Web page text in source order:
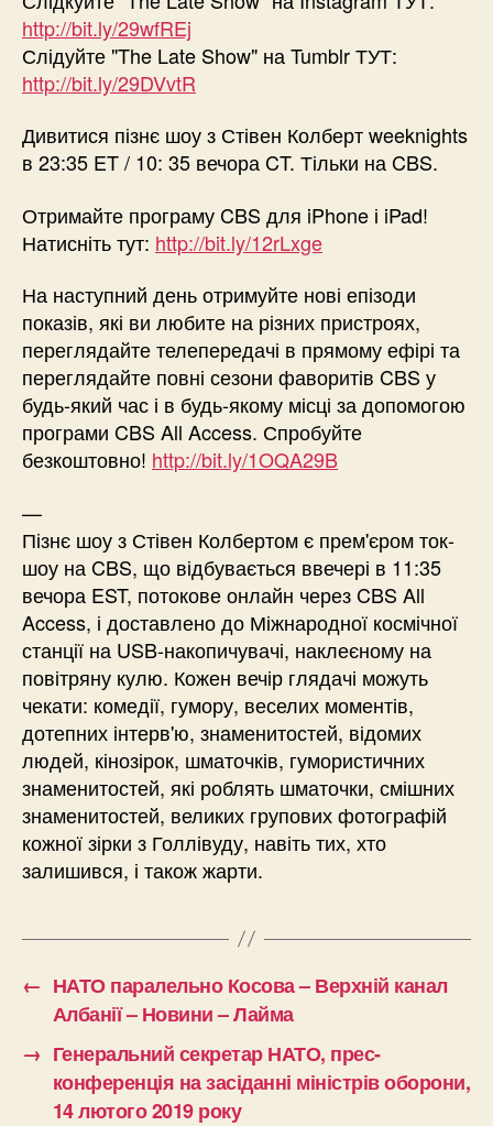
http://bit.ly/29wfREj
Слідуйте "The Late Show" на Tumblr ТУТ:
http://bit.ly/29DVvtR
Дивитися пізнє шоу з Стівен Колберт weeknights
в 23:35 ET / 10: 35 вечора CT. Тільки на CBS.
Отримайте програму CBS для iPhone і iPad!
Натисніть тут: http://bit.ly/12rLxge
На наступний день отримуйте нові епізоди
показів, які ви любите на різних пристроях,
переглядайте телепередачі в прямому ефірі та
переглядайте повні сезони фаворитів CBS у
будь-який час і в будь-якому місці за допомогою
програми CBS All Access. Спробуйте
безкоштовно! http://bit.ly/1OQA29B
—
Пізнє шоу з Стівен Колбертом є прем'єром ток-
шоу на CBS, що відбувається ввечері в 11:35
вечора EST, потокове онлайн через CBS All
Access, і доставлено до Міжнародної космічної
станції на USB-накопичувачі, наклеєному на
повітряну кулю. Кожен вечір глядачі можуть
чекати: комедії, гумору, веселих моментів,
дотепних інтерв'ю, знаменитостей, відомих
людей, кінозірок, шматочків, гумористичних
знаменитостей, які роблять шматочки, смішних
знаменитостей, великих групових фотографій
кожної зірки з Голлівуду, навіть тих, хто
залишився, і також жарти.
← НАТО паралельно Косова – Верхній канал
Албанії – Новини – Лайма
→ Генеральний секретар НАТО, прес-
конференція на засіданні міністрів оборони,
14 лютого 2019 року